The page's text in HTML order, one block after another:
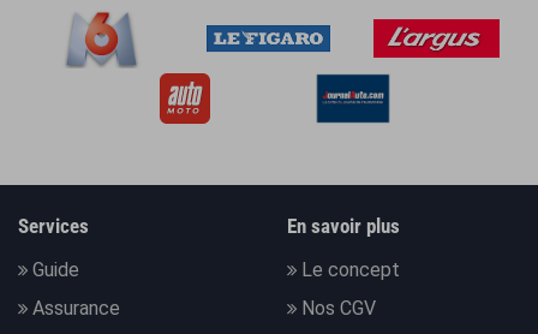
Services
Guide
Assurance
En savoir plus
Le concept
Nos CGV